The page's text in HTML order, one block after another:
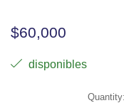
$60,000
disponibles